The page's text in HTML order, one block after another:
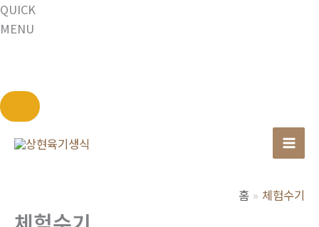
QUICK
MENU
홈 체험수기